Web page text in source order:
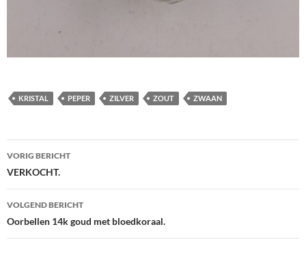
KRISTAL PEPER ZILVER ZOUT ZWAAN
Berichtnavigatie
VORIG BERICHT
VERKOCHT.
VOLGEND BERICHT
Oorbellen 14k goud met bloedkoraal.